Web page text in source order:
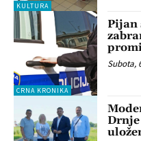
KULTURA
CRNA KRONIKA
Pijan
Subota,